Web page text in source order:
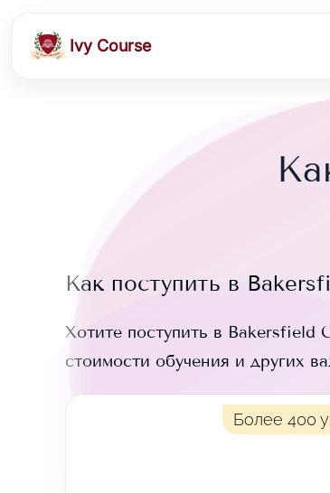
Ivy Course
Как поступить в
Хотите поступить в Bakersfield
стоимости обучения и других
Более 400